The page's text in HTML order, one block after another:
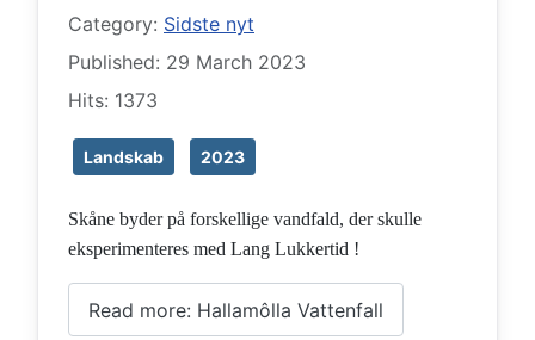
Category: Sidste nyt
Published: 29 March 2023
Hits: 1373
Landskab 2023
Skåne byder på forskellige vandfald, der skulle
eksperimenteres med Lang Lukkertid !
Read more: Hallamôlla Vattenfall